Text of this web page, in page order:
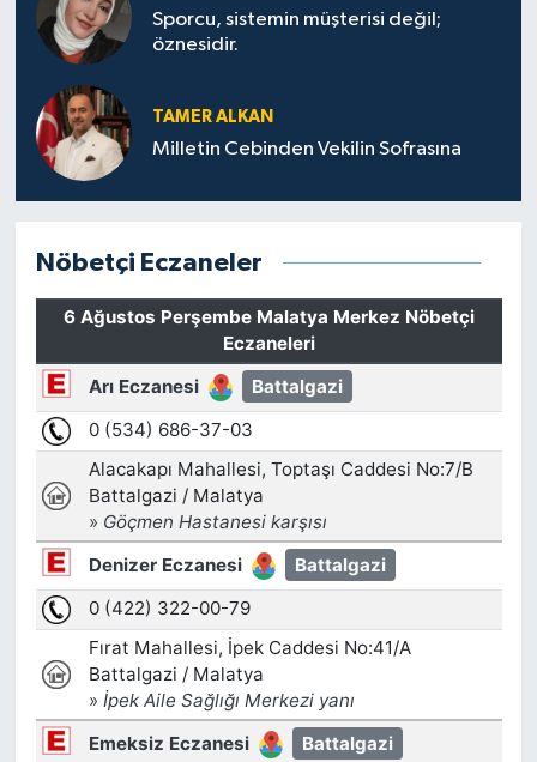
Sporcu, sistemin müşterisi değil;
öznesidir.
TAMER ALKAN
Milletin Cebinden Vekilin Sofrasına
Nöbetçi Eczaneler